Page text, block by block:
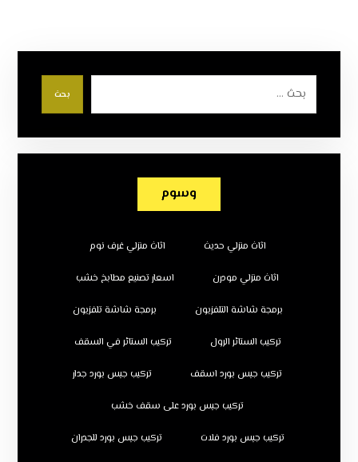
بحث
وسوم
اثاث منزلي حديث اثاث منزلي غرف نوم
اثاث منزلي مودرن اسعار تصنيع مطابخ خشب
برمجة شاشة التلفزيون برمجة شاشة تلفزيون
تركيب الستائر الرول تركيب الستائر في السقف
تركيب جبس بورد اسقف تركيب جبس بورد جدار
تركيب جبس بورد على سقف خشب
تركيب جبس بورد فلات تركيب جبس بورد للجدران